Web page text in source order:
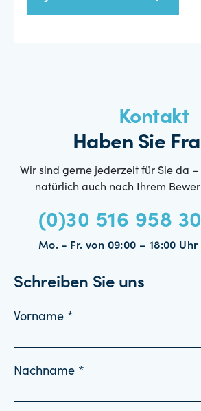
Kontakt
Haben Sie
Wir sind gerne jederzeit für Sie da –
natürlich auch nach Ihrem
(0)30 516 958 30
Mo. - Fr. von 09:00 – 18:00 Uhr
Schreiben Sie uns
Vorname *
Nachname *